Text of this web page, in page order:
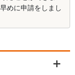
めに申請をしまし